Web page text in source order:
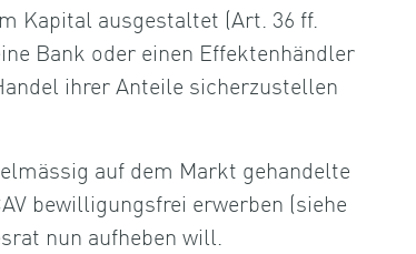
Kapital ausgestaltet (Art. 36 ff.
Bank oder einen Effektenhändler
ihrer Anteile sicherzustellen
auf dem Markt gehandelte
bewilligungsfrei erwerben (siehe
nun aufheben will.